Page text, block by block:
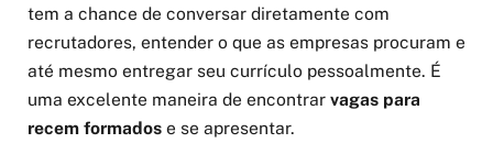
tem a chance de conversar diretamente com
recrutadores, entender o que as empresas procuram e
até mesmo entregar seu currículo pessoalmente. É
uma excelente maneira de encontrar vagas para
recem formados e se apresentar.